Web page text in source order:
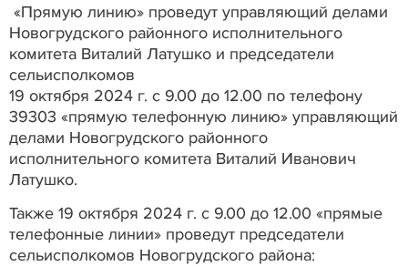
«Прямую линию» проведут управляющий делами
Новогрудского районного исполнительного
комитета Виталий Латушко и председатели
сельисполкомов
19 октября 2024 г. с 9.00 до 12.00 по телефону
39303 «прямую телефонную линию» управляющий
делами Новогрудского районного
исполнительного комитета Виталий Иванович
Латушко.
Также 19 октября 2024 г. с 9.00 до 12.00 «прямые
телефонные линии» проведут председатели
сельисполкомов Новогрудского района: